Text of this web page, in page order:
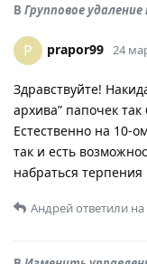
В Групповое
P prapor99 24
Здравствуйте!
архива” папочек
Естественно на 10-
так и есть
набраться
Андрейответили